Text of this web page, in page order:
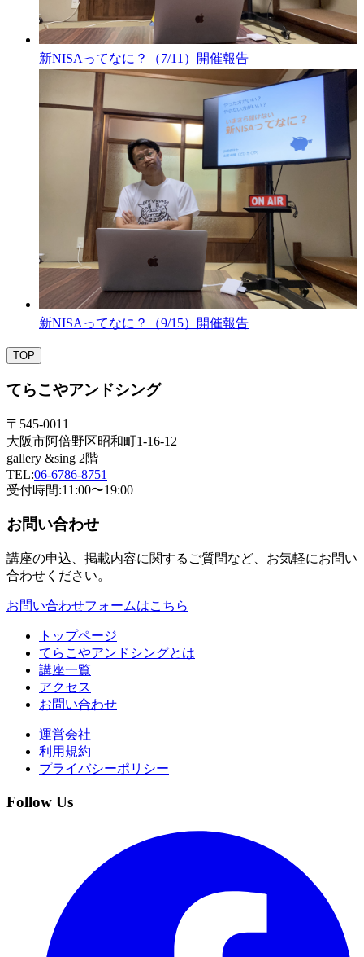
新NISAってなに？（7/11）開催報告
新NISAってなに？（9/15）開催報告
TOP
てらこやアンドシング
〒545-0011
大阪市阿倍野区昭和町1-16-12
gallery &sing 2階
TEL:06-6786-8751
受付時間:11:00〜19:00
お問い合わせ
講座の申込、掲載内容に関するご質問など、お気軽にお問い
合わせください。
お問い合わせフォームはこちら
トップページ
てらこやアンドシングとは
講座一覧
アクセス
お問い合わせ
運営会社
利用規約
プライバシーポリシー
Follow Us